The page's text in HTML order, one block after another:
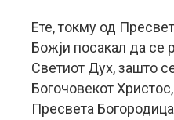
Ете, токму од
Божји посакал да се
Светиот Дух, зашто
Богочовекот
Пресвета